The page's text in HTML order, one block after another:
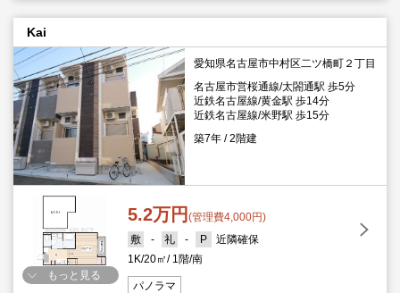
Kai
愛知県名古屋市中村区二ツ橋町２丁目
名古屋市営桜通線/太閤通駅 歩5分
近鉄名古屋線/黄金駅 歩14分
近鉄名古屋線/米野駅 歩15分
築7年
2階建
もっと見る
1階 南
5.2万円(管理費4,000円)
-
-
1K 20㎡
近隣確保
パノラマ